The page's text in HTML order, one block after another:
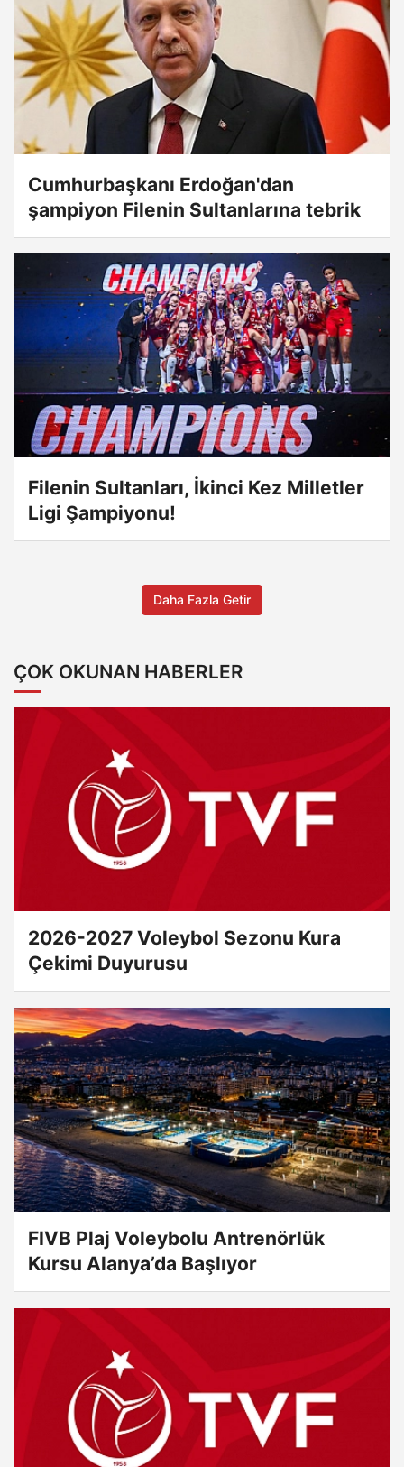
Cumhurbaşkanı Erdoğan'dan
şampiyon Filenin Sultanlarına tebrik
Filenin Sultanları, İkinci Kez Milletler
Ligi Şampiyonu!
Daha Fazla Getir
ÇOK OKUNAN HABERLER
2026-2027 Voleybol Sezonu Kura
Çekimi Duyurusu
FIVB Plaj Voleybolu Antrenörlük
Kursu Alanya’da Başlıyor